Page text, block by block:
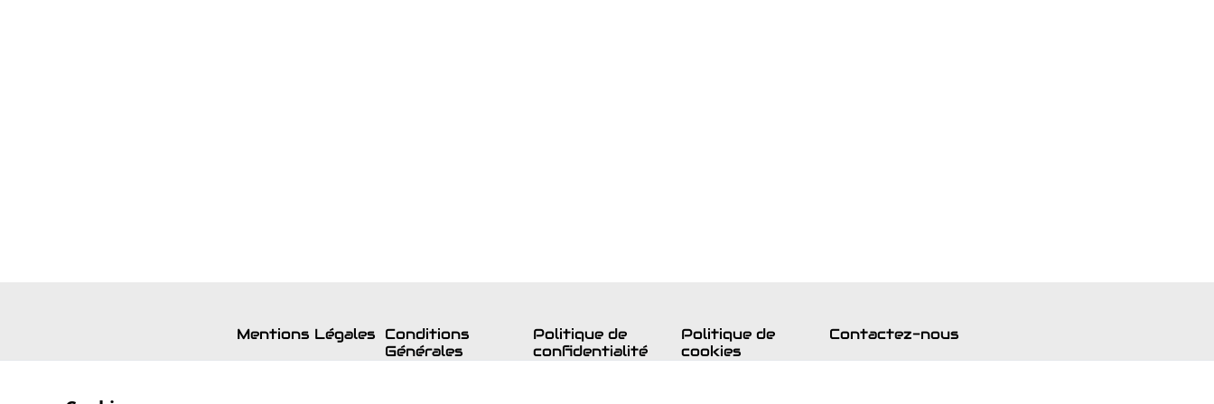
Mentions Légales Conditions
Générales
Politique de
confidentialité
Politique de
cookies
Contactez-nous